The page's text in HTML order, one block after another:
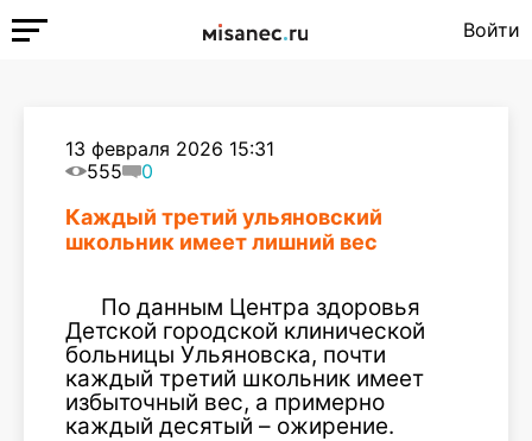
Войти
13 февраля 2026 15:31
555
0
Каждый третий ульяновский
школьник имеет лишний вес
По данным Центра здоровья
Детской городской клинической
больницы Ульяновска, почти
каждый третий школьник имеет
избыточный вес, а примерно
каждый десятый – ожирение.